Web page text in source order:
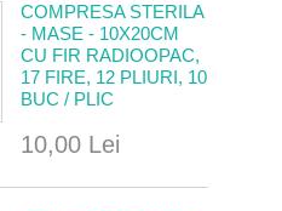
COMPRESA STERILA
- MASE - 10X20CM
CU FIR RADIOOPAC,
17 FIRE, 12 PLIURI, 10
BUC / PLIC
10,00 Lei